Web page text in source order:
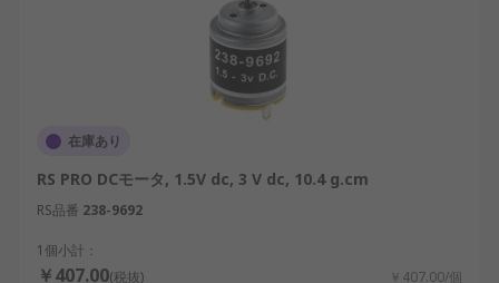
在庫あり
RS PRO DCモータ, 1.5V dc, 3 V dc, 10.4 g.cm
RS品番 238-9692
1個小計：
￥407.00(税抜) ￥407.00/個